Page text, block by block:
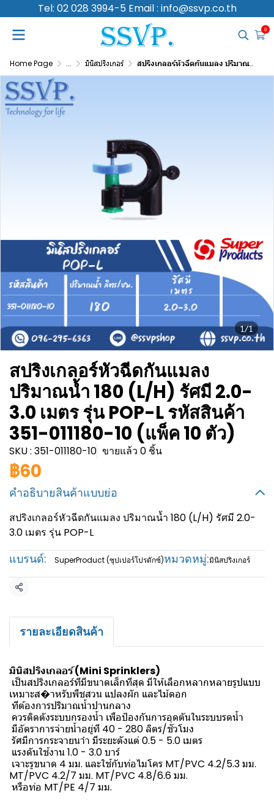
Tel: 02 028 3994-5 Email : info@ssvp.co.th
0
Home Page ... มินิสปริงเกอร์ สปริงเกลอร์หัวฉีดกันแมลง ปริมาณน้ำ 180 (L/H) รัศมี 2.0-3.0 เมตร รุ่น POP-L รหัสสินค้า 351-011180-10 (แพ็ค 10 ตัว)
1/1
สปริงเกลอร์หัวฉีดกันแมลง
ปริมาณน้ำ 180 (L/H) รัศมี 2.0-
3.0 เมตร รุ่น POP-L รหัสสินค้า
351-011180-10 (แพ็ค 10 ตัว)
SKU : 351-011180-10 ขายแล้ว 0 ชิ้น
฿60
คำอธิบายสินค้าแบบย่อ
สปริงเกลอร์หัวฉีดกันแมลง ปริมาณน้ำ 180 (L/H) รัศมี 2.0-
3.0 เมตร รุ่น POP-L
แบรนด์: SuperProduct (ซุปเปอร์โปรดักซ์)หมวดหมู่:มินิสปริงเกอร์
แชร์
รายละเอียดสินค้า
มินิสปริงเกลอร์ (Mini Sprinklers)
เป็นสปริงเกลอร์ทีมีขนาดเล็กทีสุด มีให้เลือกหลากหลายรูปแบบ
เหมาะส�าหรับพืชสวน แปลงผัก และไม้ดอก
ทีต้องการปริมาณน้ำปานกลาง
ควรติดตังระบบกรองน้ำ เพือป้องกันการอุดตันในระบบรดน้ำ
มีอัตราการจ่ายน้ำอยู่ที 40 - 280 ลิตร/ชัวโมง
รัศมีการกระจายนาำ มีระยะตังแต่ 0.5 - 5.0 เมตร
แรงดันใช้งาน 1.0 - 3.0 บาร์
เจาะรูขนาด 4 มม. และใช้กับท่อไมโคร MT/PVC 4.2/5.3 มม.
MT/PVC 4.2/7 มม. MT/PVC 4.8/6.6 มม.
หรือท่อ MT/PE 4/7 มม.